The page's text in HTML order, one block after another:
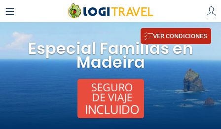
Especial Familias en
Madeira
VER CONDICIONES